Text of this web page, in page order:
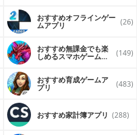
おすすめオフラインゲー
ムアプリ (26)
おすすめ無課金でも楽
しめるスマホゲームア (149)
おすすめ育成ゲームア
プリ (483)
おすすめ家計簿アプリ (288)